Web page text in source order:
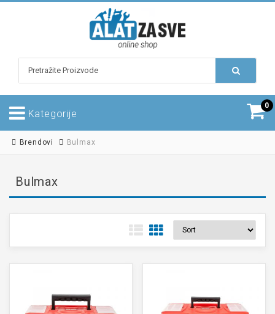
Kategorije
0
Brendovi Bulmax
Bulmax